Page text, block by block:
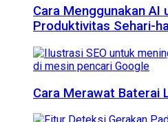
Cara Menggunakan AI
Produktivitas Sehari-
Cara Merawat Baterai